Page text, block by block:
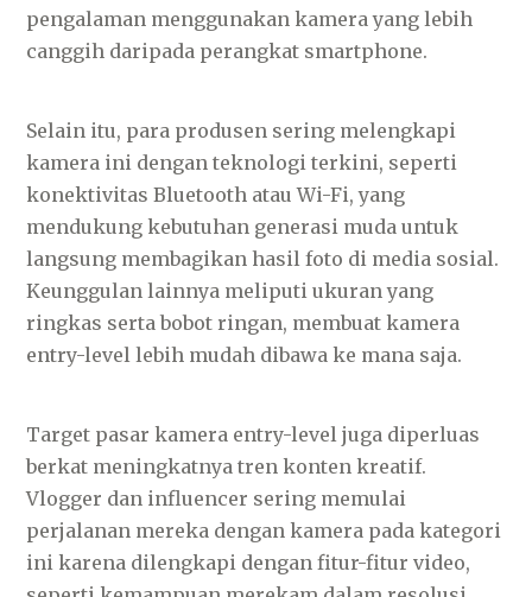
pengalaman menggunakan kamera yang lebih
canggih daripada perangkat smartphone.
Selain itu, para produsen sering melengkapi
kamera ini dengan teknologi terkini, seperti
konektivitas Bluetooth atau Wi-Fi, yang
mendukung kebutuhan generasi muda untuk
langsung membagikan hasil foto di media sosial.
Keunggulan lainnya meliputi ukuran yang
ringkas serta bobot ringan, membuat kamera
entry-level lebih mudah dibawa ke mana saja.
Target pasar kamera entry-level juga diperluas
berkat meningkatnya tren konten kreatif.
Vlogger dan influencer sering memulai
perjalanan mereka dengan kamera pada kategori
ini karena dilengkapi dengan fitur-fitur video,